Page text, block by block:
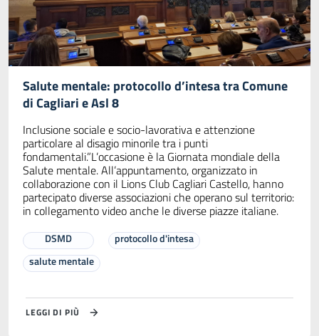
Salute mentale: protocollo d’intesa tra Comune
di Cagliari e Asl 8
Inclusione sociale e socio-lavorativa e attenzione
particolare al disagio minorile tra i punti
fondamentali.”L’occasione è la Giornata mondiale della
Salute mentale. All’appuntamento, organizzato in
collaborazione con il Lions Club Cagliari Castello, hanno
partecipato diverse associazioni che operano sul territorio:
in collegamento video anche le diverse piazze italiane.
DSMD
protocollo d'intesa
salute mentale
LEGGI DI PIÙ